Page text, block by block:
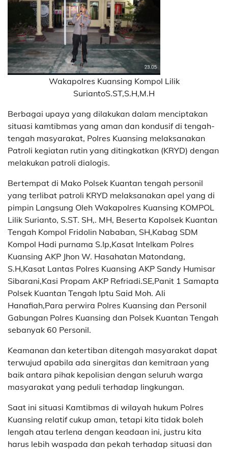
Wakapolres Kuansing Kompol Lilik
SuriantoS.ST,S.H,M.H
Berbagai upaya yang dilakukan dalam menciptakan
situasi kamtibmas yang aman dan kondusif di tengah-
tengah masyarakat, Polres Kuansing melaksanakan
Patroli kegiatan rutin yang ditingkatkan (KRYD) dengan
melakukan patroli dialogis.
Bertempat di Mako Polsek Kuantan tengah personil
yang terlibat patroli KRYD melaksanakan apel yang di
pimpin Langsung Oleh Wakapolres Kuansing KOMPOL
Lilik Surianto, S.ST. SH,. MH, Beserta Kapolsek Kuantan
Tengah Kompol Fridolin Nababan, SH,Kabag SDM
Kompol Hadi purnama S.Ip,Kasat Intelkam Polres
Kuansing AKP Jhon W. Hasahatan Matondang,
S.H,Kasat Lantas Polres Kuansing AKP Sandy Humisar
Sibarani,Kasi Propam AKP Refriadi.SE,Panit 1 Samapta
Polsek Kuantan Tengah Iptu Said Moh. Ali
Hanafiah,Para perwira Polres Kuansing dan Personil
Gabungan Polres Kuansing dan Polsek Kuantan Tengah
sebanyak 60 Personil.
Keamanan dan ketertiban ditengah masyarakat dapat
terwujud apabila ada sinergitas dan kemitraan yang
baik antara pihak kepolisian dengan seluruh warga
masyarakat yang peduli terhadap lingkungan.
Saat ini situasi Kamtibmas di wilayah hukum Polres
Kuansing relatif cukup aman, tetapi kita tidak boleh
lengah atau terlena dengan keadaan ini, justru kita
harus lebih waspada dan pekah terhadap situasi dan